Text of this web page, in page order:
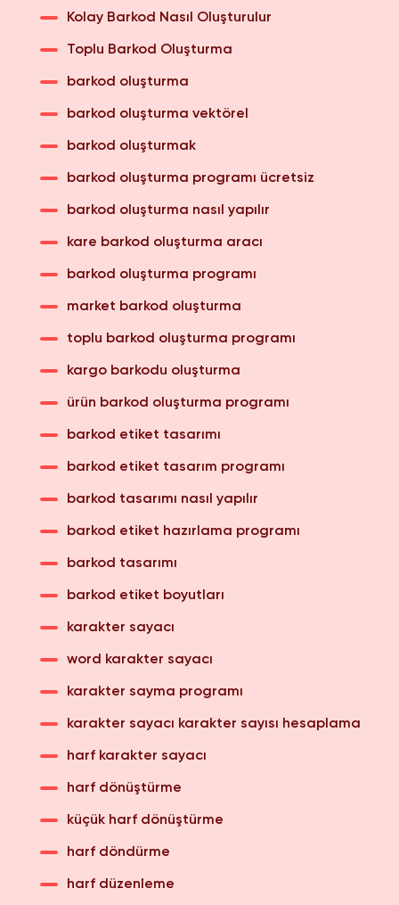
Kolay Barkod Nasıl Oluşturulur
Toplu Barkod Oluşturma
barkod oluşturma
barkod oluşturma vektörel
barkod oluşturmak
barkod oluşturma programı ücretsiz
barkod oluşturma nasıl yapılır
kare barkod oluşturma aracı
barkod oluşturma programı
market barkod oluşturma
toplu barkod oluşturma programı
kargo barkodu oluşturma
ürün barkod oluşturma programı
barkod etiket tasarımı
barkod etiket tasarım programı
barkod tasarımı nasıl yapılır
barkod etiket hazırlama programı
barkod tasarımı
barkod etiket boyutları
karakter sayacı
word karakter sayacı
karakter sayma programı
karakter sayacı karakter sayısı hesaplama
harf karakter sayacı
harf dönüştürme
küçük harf dönüştürme
harf döndürme
harf düzenleme